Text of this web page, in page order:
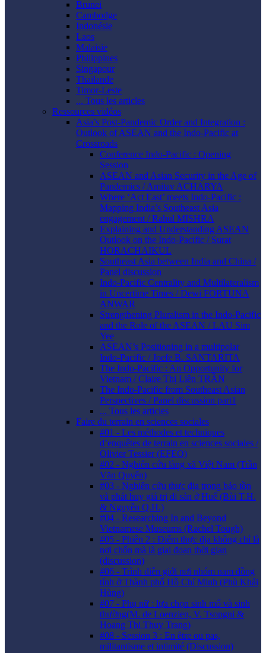
Brunei
Cambodge
Indonésie
Laos
Malaisie
Philippines
Singapour
Thaïlande
Timor-Leste
... Tous les articles
Ressources vidéos
Asia’s Post-Pandemic Order and Integration :
Outlook of ASEAN and the Indo-Pacific at
Crossroads
Conference Indo-Pacific : Opening
Session
ASEAN and Asian Security in the Age of
Pandemics / Amitav ACHARYA
Where ‘Act East’ meets Indo-Pacific :
Mapping India’s Southeast Asia
engagement / Rahul MISHRA
Explaining and Understanding ASEAN
Outlook on the Indo-Pacific / Surat
HORACHAIKUL
Southeast Asia between India and China /
Panel discussion
Indo-Pacific Centrality and Multilateralism
in Uncertime Times / Dewi FORTUNA
ANWAR
Strengthening Pluralism in the Indo-Pacific
and the Role of the ASEAN / LAU Sim
Yee
ASEAN’s Positioning in a multipolar
Indo-Pacific / Joefe B. SANTARITA
The Indo-Pacific : An Opportunity for
Vietnam / Claire Thị Liên TRẦN
The Indo-Pacific from Southeast Asian
Perspectives / Panel discussion part1
... Tous les articles
Faire du terrain en sciences sociales
#01 - Les méthodes et techniques
d’enquêtes de terrain en sciences sociales /
Olivier Tessier (EFEO)
#02 - Nghiên cứu làng xã Việt Nam (Trần
Văn Quyến)
#03 - Nghiên cứu thực địa trong bảo tồn
và phát huy giá trị di sản ở Huế (Bùi T.H.
& Nguyễn Q.H.)
#04 - Researching In and Beyond
Vietnamese Museums (Rachel Tough)
#05 - Phiên 2 : Điểm thực địa không chỉ là
nơi chốn mà là giai đoạn thời gian
(discussion)
#06 - Trình diễn giới nơi nhóm nam đồng
tính ở Thành phố Hồ Chí Minh (Phù Khải
Hùng)
#07 - Phụ nữ : lựa chọn sinh mổ và sinh
thường(M. de Loenzien, V. Tsopgni &
Hoang Thi Thuy Trang)
#08 - Session 3 : En être ou pas,
militantisme et intimité (Discussion)